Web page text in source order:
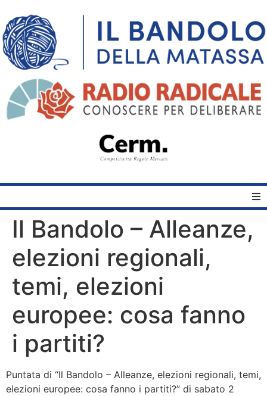
Home
Quelli del Bandolo
Bandolo
Connessioni
Fondazione CERM – Idee
Il Bandolo – Alleanze,
elezioni regionali,
temi, elezioni
europee: cosa fanno
i partiti?
Puntata di “Il Bandolo – Alleanze, elezioni regionali, temi,
elezioni europee: cosa fanno i partiti?” di sabato 2